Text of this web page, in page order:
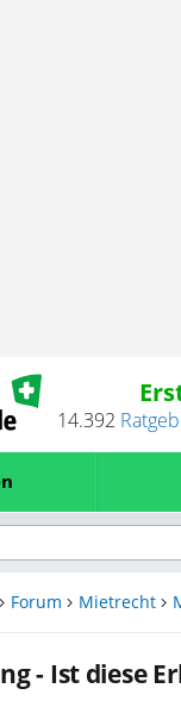
14.392
Forum Mietrecht
- Ist diese